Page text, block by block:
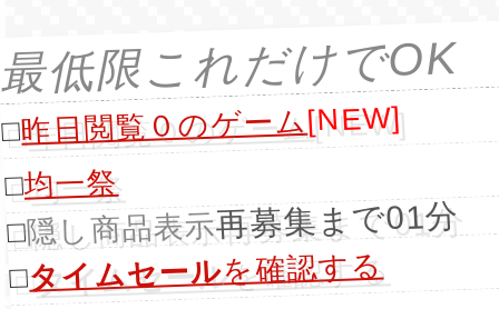
低限これだけでOK
□昨日閲覧０のゲーム[NEW]
□均一祭
□隠し商品表示再募集まで01分
□タイムセールを確認する